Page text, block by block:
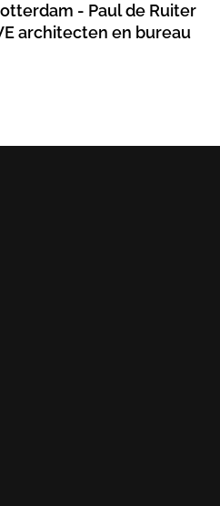
- Paul de Ruiter
architecten en bureau